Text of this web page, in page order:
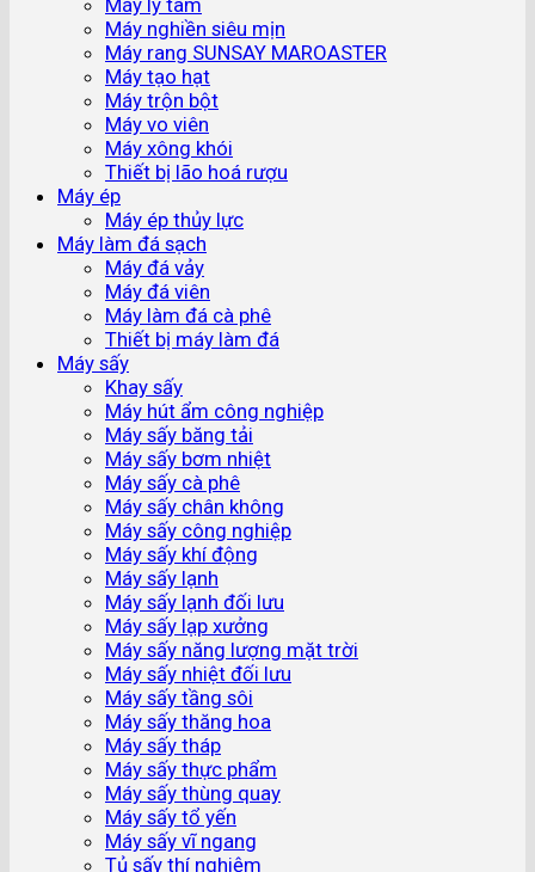
Máy ly tâm
Máy nghiền siêu mịn
Máy rang SUNSAY MAROASTER
Máy tạo hạt
Máy trộn bột
Máy vo viên
Máy xông khói
Thiết bị lão hoá rượu
Máy ép
Máy ép thủy lực
Máy làm đá sạch
Máy đá vảy
Máy đá viên
Máy làm đá cà phê
Thiết bị máy làm đá
Máy sấy
Khay sấy
Máy hút ẩm công nghiệp
Máy sấy băng tải
Máy sấy bơm nhiệt
Máy sấy cà phê
Máy sấy chân không
Máy sấy công nghiệp
Máy sấy khí động
Máy sấy lạnh
Máy sấy lạnh đối lưu
Máy sấy lạp xưởng
Máy sấy năng lượng mặt trời
Máy sấy nhiệt đối lưu
Máy sấy tầng sôi
Máy sấy thăng hoa
Máy sấy tháp
Máy sấy thực phẩm
Máy sấy thùng quay
Máy sấy tổ yến
Máy sấy vĩ ngang
Tủ sấy thí nghiệm